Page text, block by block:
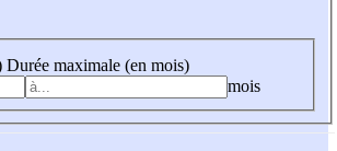
Durée maximale (en mois)
mois